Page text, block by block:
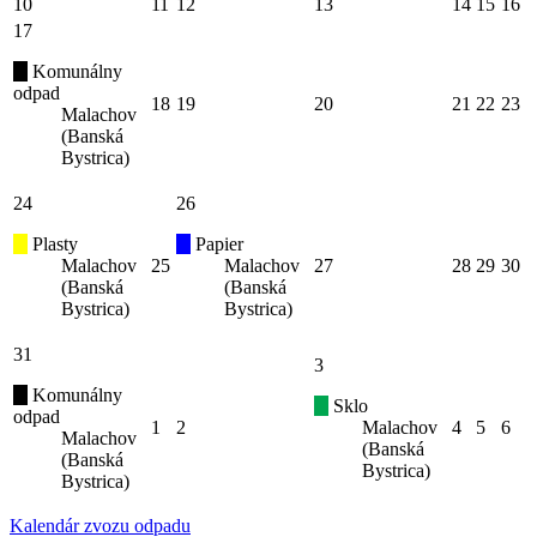
17
Komunálny
odpad
Malachov
(Banská
Bystrica)
18 19 20 21 22 23
24
Plasty
Malachov
(Banská
Bystrica)
25
26
Papier
Malachov
(Banská
Bystrica)
27 28 29 30
31
Komunálny
odpad
Malachov
(Banská
Bystrica)
1 2
3
Sklo
Malachov
(Banská
Bystrica)
4 5 6
Kalendár zvozu odpadu